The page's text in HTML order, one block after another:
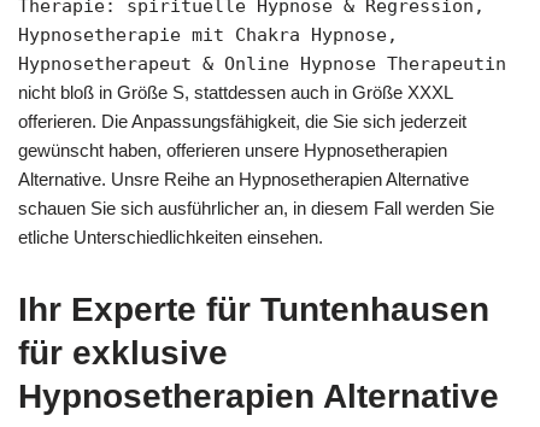
Therapie: spirituelle Hypnose & Regression,
Hypnosetherapie mit Chakra Hypnose,
Hypnosetherapeut & Online Hypnose Therapeutin
nicht bloß in Größe S, stattdessen auch in Größe XXXL
offerieren. Die Anpassungsfähigkeit, die Sie sich jederzeit
gewünscht haben, offerieren unsere Hypnosetherapien
Alternative. Unsre Reihe an Hypnosetherapien Alternative
schauen Sie sich ausführlicher an, in diesem Fall werden Sie
etliche Unterschiedlichkeiten einsehen.
Ihr Experte für Tuntenhausen
für exklusive
Hypnosetherapien Alternative